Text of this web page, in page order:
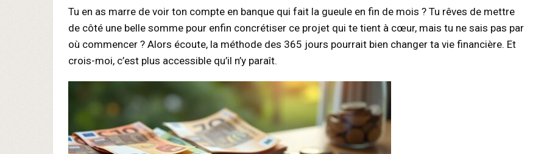
Tu en as marre de voir ton compte en banque qui fait la gueule en fin de mois ? Tu rêves de mettre
de côté une belle somme pour enfin concrétiser ce projet qui te tient à cœur, mais tu ne sais pas par
où commencer ? Alors écoute, la méthode des 365 jours pourrait bien changer ta vie financière. Et
crois-moi, c’est plus accessible qu’il n’y paraît.